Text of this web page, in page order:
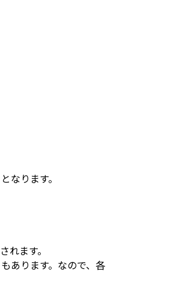
なります。
れます。
あります。なので、各